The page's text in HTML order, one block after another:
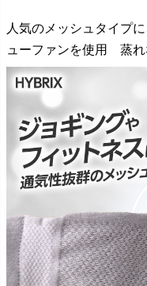
人気のメッシュタイプ
ューファンを使用 蒸れ